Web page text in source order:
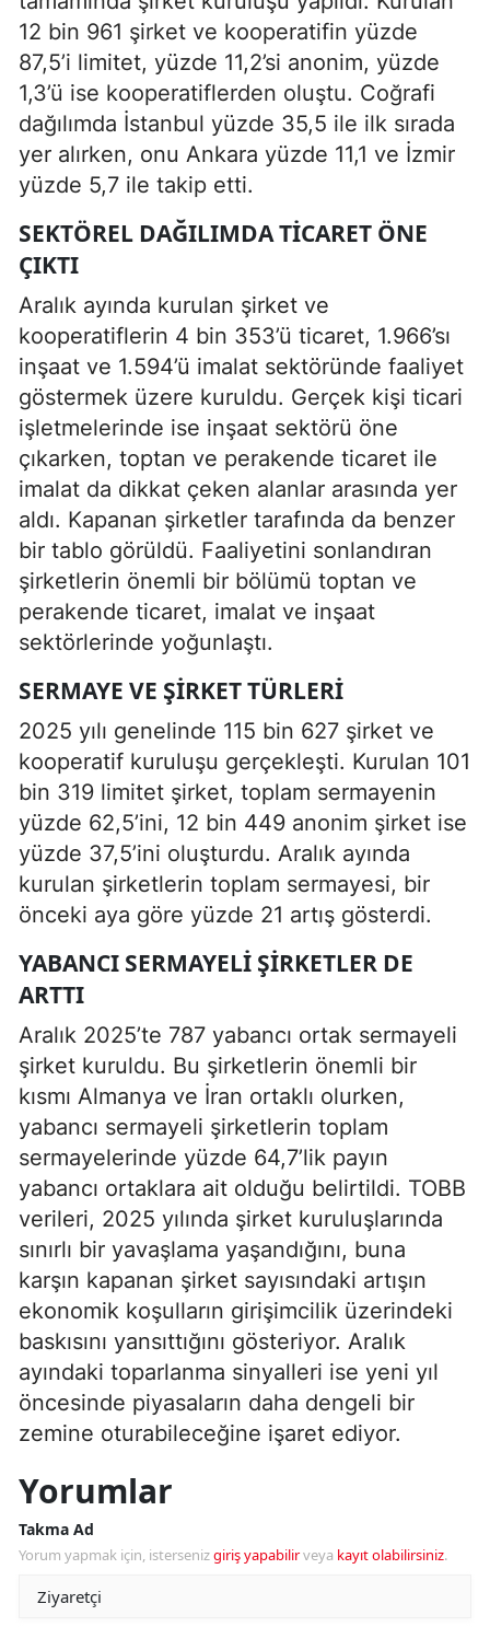
12 bin 961 şirket ve kooperatifin yüzde
87,5’i limitet, yüzde 11,2’si anonim, yüzde
1,3’ü ise kooperatiflerden oluştu. Coğrafi
dağılımda İstanbul yüzde 35,5 ile ilk sırada
yer alırken, onu Ankara yüzde 11,1 ve İzmir
yüzde 5,7 ile takip etti.
SEKTÖREL DAĞILIMDA TICARET ÖNE
ÇIKTI
Aralık ayında kurulan şirket ve
kooperatiflerin 4 bin 353’ü ticaret, 1.966’sı
inşaat ve 1.594’ü imalat sektöründe faaliyet
göstermek üzere kuruldu. Gerçek kişi ticari
işletmelerinde ise inşaat sektörü öne
çıkarken, toptan ve perakende ticaret ile
imalat da dikkat çeken alanlar arasında yer
aldı. Kapanan şirketler tarafında da benzer
bir tablo görüldü. Faaliyetini sonlandıran
şirketlerin önemli bir bölümü toptan ve
perakende ticaret, imalat ve inşaat
sektörlerinde yoğunlaştı.
SERMAYE VE ŞIRKET TÜRLERI
2025 yılı genelinde 115 bin 627 şirket ve
kooperatif kuruluşu gerçekleşti. Kurulan 101
bin 319 limitet şirket, toplam sermayenin
yüzde 62,5’ini, 12 bin 449 anonim şirket ise
yüzde 37,5’ini oluşturdu. Aralık ayında
kurulan şirketlerin toplam sermayesi, bir
önceki aya göre yüzde 21 artış gösterdi.
YABANCI SERMAYELI ŞIRKETLER DE
ARTTI
Aralık 2025’te 787 yabancı ortak sermayeli
şirket kuruldu. Bu şirketlerin önemli bir
kısmı Almanya ve İran ortaklı olurken,
yabancı sermayeli şirketlerin toplam
sermayelerinde yüzde 64,7’lik payın
yabancı ortaklara ait olduğu belirtildi. TOBB
verileri, 2025 yılında şirket kuruluşlarında
sınırlı bir yavaşlama yaşandığını, buna
karşın kapanan şirket sayısındaki artışın
ekonomik koşulların girişimcilik üzerindeki
baskısını yansıttığını gösteriyor. Aralık
ayındaki toparlanma sinyalleri ise yeni yıl
öncesinde piyasaların daha dengeli bir
zemine oturabileceğine işaret ediyor.
Yorumlar
Takma Ad
Yorum yapmak için, istersenizgiriş yapabilirveya kayıt olabilirsiniz.